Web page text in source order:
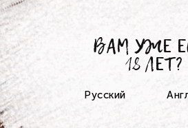
ВАМ УЖЕ
18 ЛЕТ?
Русский
"Брянскпиво"!
Юные спортсмены выбирают